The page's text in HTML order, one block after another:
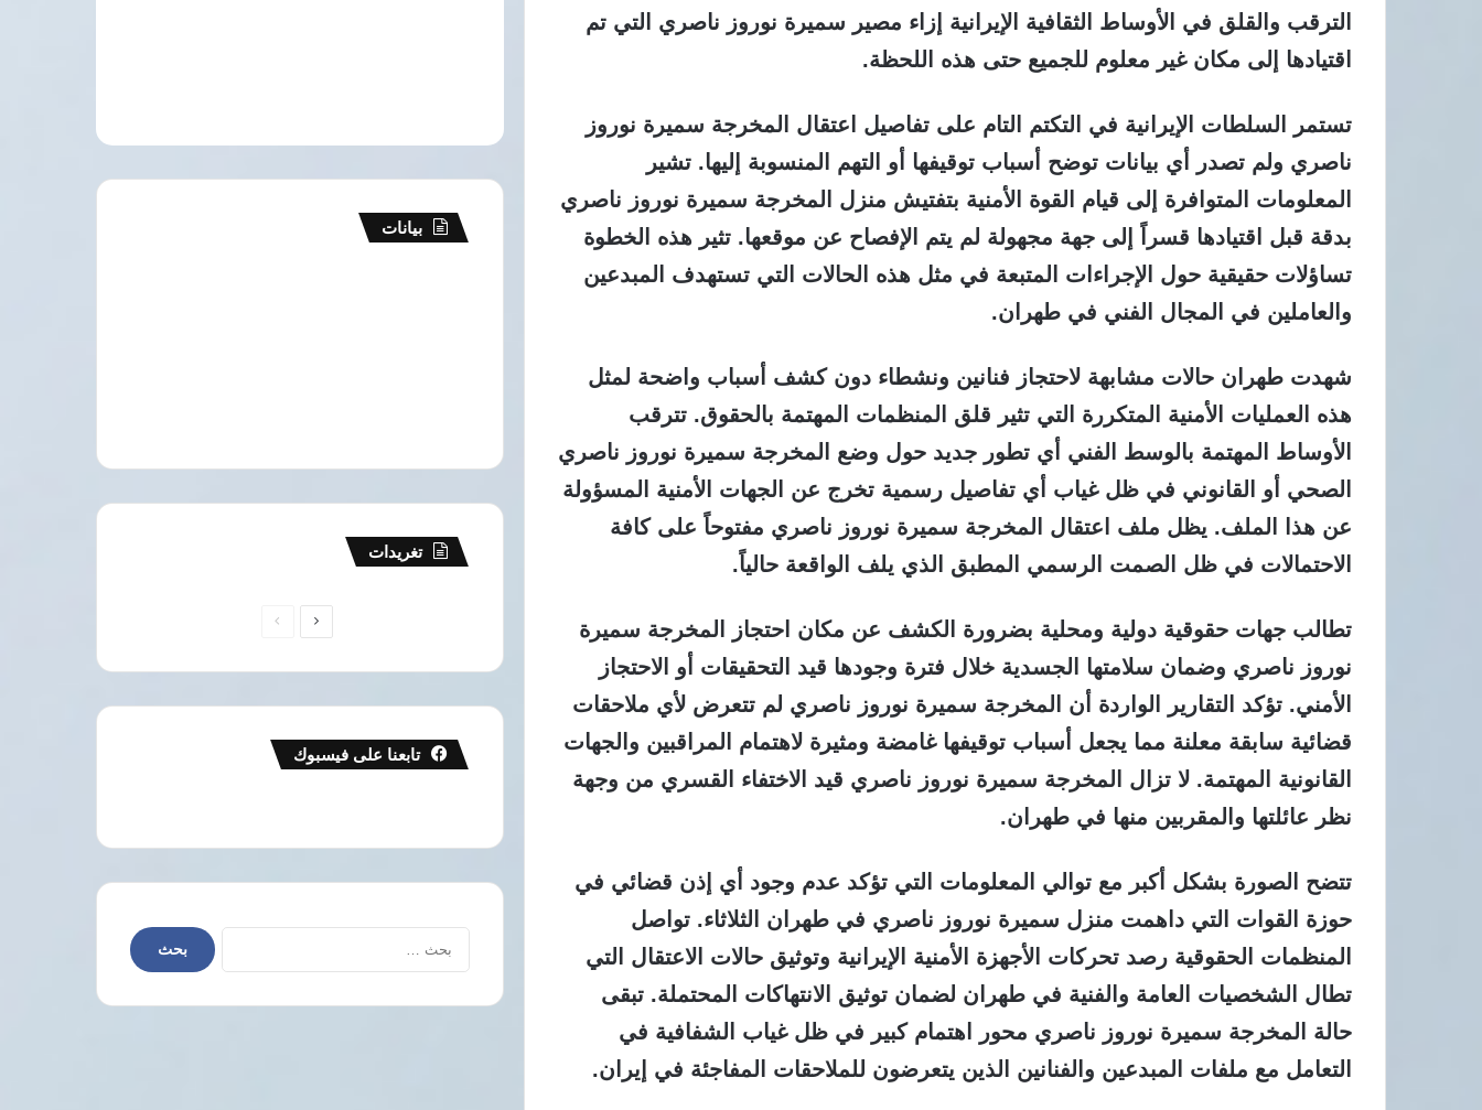
الترقب والقلق في الأوساط الثقافية الإيرانية إزاء مصير سميرة نوروز ناصري التي تم
اقتيادها إلى مكان غير معلوم للجميع حتى هذه اللحظة.
تستمر السلطات الإيرانية في التكتم التام على تفاصيل اعتقال المخرجة سميرة نوروز
ناصري ولم تصدر أي بيانات توضح أسباب توقيفها أو التهم المنسوبة إليها. تشير
المعلومات المتوافرة إلى قيام القوة الأمنية بتفتيش منزل المخرجة سميرة نوروز ناصري
بدقة قبل اقتيادها قسراً إلى جهة مجهولة لم يتم الإفصاح عن موقعها. تثير هذه الخطوة
تساؤلات حقيقية حول الإجراءات المتبعة في مثل هذه الحالات التي تستهدف المبدعين
والعاملين في المجال الفني في طهران.
شهدت طهران حالات مشابهة لاحتجاز فنانين ونشطاء دون كشف أسباب واضحة لمثل
هذه العمليات الأمنية المتكررة التي تثير قلق المنظمات المهتمة بالحقوق. تترقب
الأوساط المهتمة بالوسط الفني أي تطور جديد حول وضع المخرجة سميرة نوروز ناصري
الصحي أو القانوني في ظل غياب أي تفاصيل رسمية تخرج عن الجهات الأمنية المسؤولة
عن هذا الملف. يظل ملف اعتقال المخرجة سميرة نوروز ناصري مفتوحاً على كافة
الاحتمالات في ظل الصمت الرسمي المطبق الذي يلف الواقعة حالياً.
تطالب جهات حقوقية دولية ومحلية بضرورة الكشف عن مكان احتجاز المخرجة سميرة
نوروز ناصري وضمان سلامتها الجسدية خلال فترة وجودها قيد التحقيقات أو الاحتجاز
الأمني. تؤكد التقارير الواردة أن المخرجة سميرة نوروز ناصري لم تتعرض لأي ملاحقات
قضائية سابقة معلنة مما يجعل أسباب توقيفها غامضة ومثيرة لاهتمام المراقبين والجهات
القانونية المهتمة. لا تزال المخرجة سميرة نوروز ناصري قيد الاختفاء القسري من وجهة
نظر عائلتها والمقربين منها في طهران.
تتضح الصورة بشكل أكبر مع توالي المعلومات التي تؤكد عدم وجود أي إذن قضائي في
حوزة القوات التي داهمت منزل سميرة نوروز ناصري في طهران الثلاثاء. تواصل
المنظمات الحقوقية رصد تحركات الأجهزة الأمنية الإيرانية وتوثيق حالات الاعتقال التي
تطال الشخصيات العامة والفنية في طهران لضمان توثيق الانتهاكات المحتملة. تبقى
حالة المخرجة سميرة نوروز ناصري محور اهتمام كبير في ظل غياب الشفافية في
التعامل مع ملفات المبدعين والفنانين الذين يتعرضون للملاحقات المفاجئة في إيران.
بيانات
تغريدات
الصفحةالصفحة
تابعنا على فيسبوك
البحث
عن: